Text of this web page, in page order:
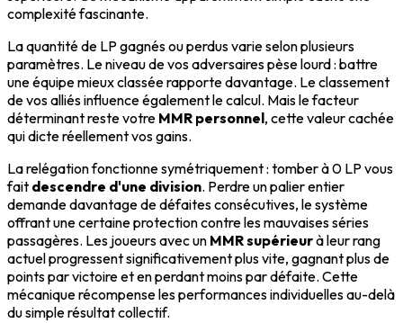
complexité fascinante.
La quantité de LP gagnés ou perdus varie selon plusieurs
paramètres. Le niveau de vos adversaires pèse lourd : battre
une équipe mieux classée rapporte davantage. Le classement
de vos alliés influence également le calcul. Mais le facteur
déterminant reste votre MMR personnel, cette valeur cachée
qui dicte réellement vos gains.
La relégation fonctionne symétriquement : tomber à 0 LP vous
fait descendre d'une division. Perdre un palier entier
demande davantage de défaites consécutives, le système
offrant une certaine protection contre les mauvaises séries
passagères. Les joueurs avec un MMR supérieurà leur rang
actuel progressent significativement plus vite, gagnant plus de
points par victoire et en perdant moins par défaite. Cette
mécanique récompense les performances individuelles au-delà
du simple résultat collectif.